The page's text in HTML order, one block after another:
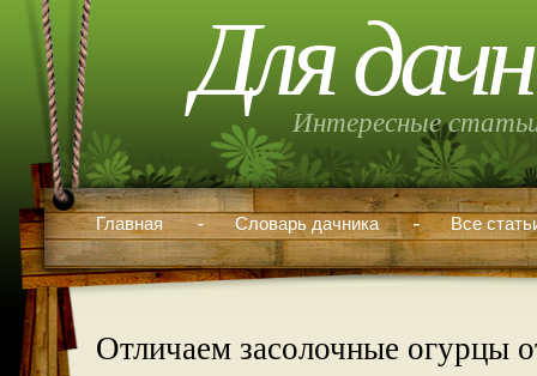
Для
Интересные
Главная Словарь дачника Все
Отличаем засолочные огурцы